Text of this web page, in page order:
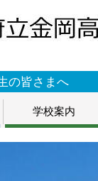
の皆さまへ
学校案内